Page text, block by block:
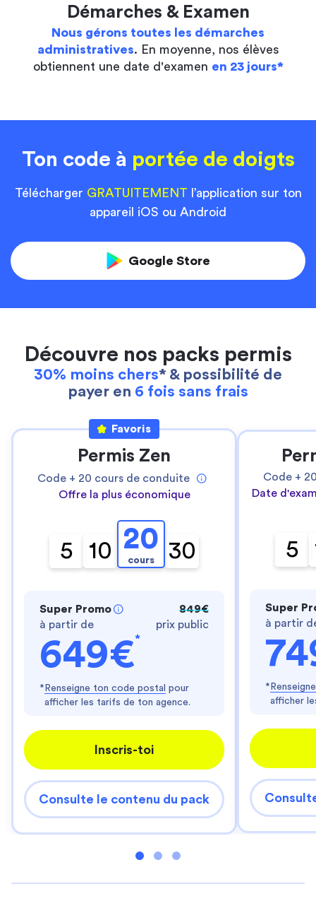
Démarches & Examen
Nous gérons toutes les démarches
administratives. En moyenne, nos élèves
obtiennent une date d'examen en 23 jours*
Ton code à portée de doigts
Télécharger GRATUITEMENT l’application sur ton
appareil iOS ou Android
Google Store
Découvre nos packs permis
30% moins chers* & possibilité de
payer en 6 fois sans frais
Favoris
Permis Zen
Code + 20 cours de conduite
Offre la plus économique
5 10 20
cours 30
Super Promo
à partir de
649€*
849€
prix public
* Renseigne ton code postal pour
afficher les tarifs de ton agence.
Inscris-toi
Consulte le contenu du pack
Code +
Date
5
Super
à partir
*
afficher